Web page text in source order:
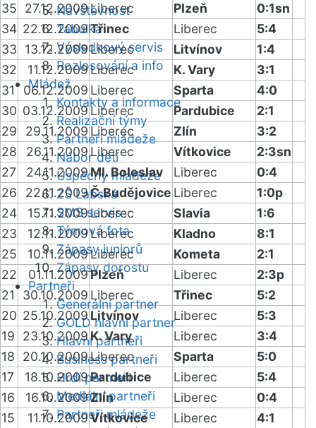
Návštěvnost
Tabulka
Výsledkový servis
Rozlosování a info
Mládež
Kontakty a informace
Realizační týmy
Partneři mládeže
Nábor dětí
Úspěchy mládeže
ZŠ Labská
SMS servis
Týmová fota
Zápasy juniorů
Zápasy dorostu
Partneři
Generální partner
GOLD hlavní partner
Hlavní partneři
Business partneři
Hrdí partneři
Mediální partneři
Partneři mládeže
35
27.12.2009Liberec Plzeň
0:1sn
34 22.12.2009Třinec Liberec
5:4
33
13.12.2009Liberec Litvínov
1:4
32
11.12.2009Liberec K. Vary
3:1
31
06.12.2009 Liberec Sparta
4:0
30 03.12.2009Liberec Pardubice
2:1
29
29.11.2009 Liberec Zlín
3:2
28
26.11.2009 Liberec Vítkovice
2:3sn
27
24.11.2009Ml. Boleslav Liberec
0:4
26
22.11.2009Č.Budějovice Liberec
1:0p
24
15.11.2009Liberec Slavia
1:6
23
12.11.2009Liberec Kladno
8:1
25
10.11.2009Liberec Kometa
2:1
22
01.11.2009Plzeň Liberec
2:3p
21
30.10.2009 Liberec Třinec
5:2
20 25.10.2009Litvínov Liberec
5:3
19
23.10.2009K. Vary Liberec
3:4
18
20.10.2009Liberec Sparta
5:0
17
18.10.2009Pardubice Liberec
5:4
16
16.10.2009Zlín Liberec
0:4
15
11.10.2009Vítkovice Liberec 4:1